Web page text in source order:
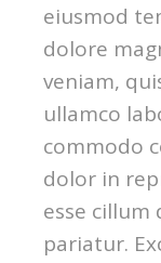
eiusmod
dolore
veniam,
ullamco
commodo
dolor in
esse
pariatur.